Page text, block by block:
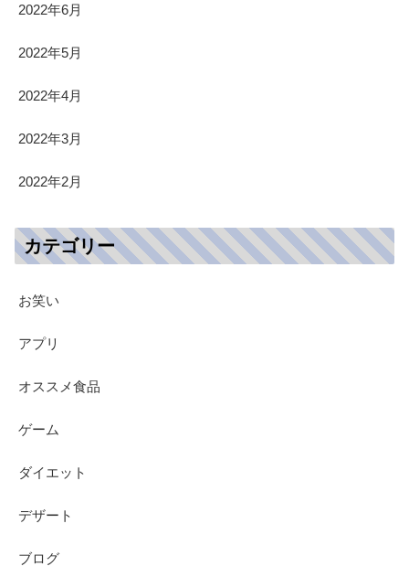
2022年6月
2022年5月
2022年4月
2022年3月
2022年2月
カテゴリー
お笑い
アプリ
オススメ食品
ゲーム
ダイエット
デザート
ブログ